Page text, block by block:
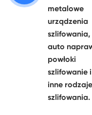
metalowe
urządzenia
szlifowania,
auto
powłoki
szlifowanie i
inne rodzaje
szlifowania.